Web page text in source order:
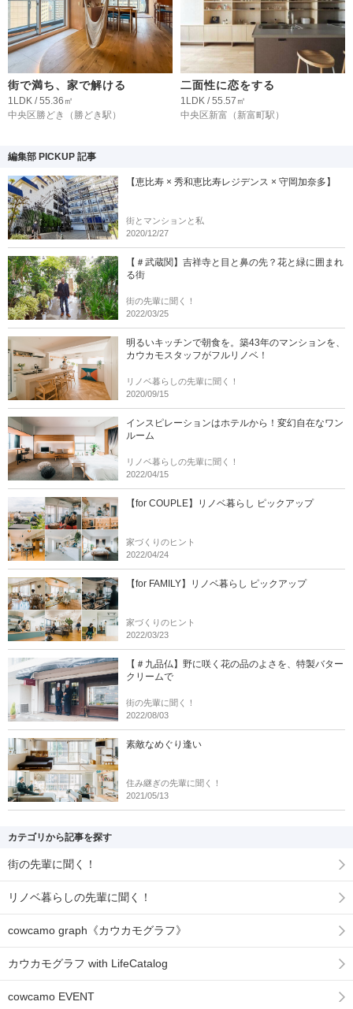
街で満ち、家で解ける
1LDK / 55.36㎡
中央区勝どき
（勝どき駅）
二面性に恋をする
1LDK / 55.57㎡
中央区新富 （新富町駅）
編集部 PICKUP 記事
【恵比寿 × 秀和恵比寿レジデンス × 守岡加奈多】
街とマンションと私
2020/12/27
【＃武蔵関】吉祥寺と目と鼻の先？花と緑に囲まれ
る街
街の先輩に聞く！
2022/03/25
明るいキッチンで朝食を。築43年のマンションを、
カウカモスタッフがフルリノベ！
リノベ暮らしの先輩に聞く！
2020/09/15
インスピレーションはホテルから！変幻自在なワン
ルーム
リノベ暮らしの先輩に聞く！
2022/04/15
【for COUPLE】リノベ暮らし ピックアップ
家づくりのヒント
2022/04/24
【for FAMILY】リノベ暮らし ピックアップ
家づくりのヒント
2022/03/23
【＃九品仏】野に咲く花の品のよさを、特製バター
クリームで
街の先輩に聞く！
2022/08/03
素敵なめぐり逢い
住み継ぎの先輩に聞く！
2021/05/13
カテゴリから記事を探す
街の先輩に聞く！
リノベ暮らしの先輩に聞く！
cowcamo graph《カウカモグラフ》
カウカモグラフ with LifeCatalog
cowcamo EVENT